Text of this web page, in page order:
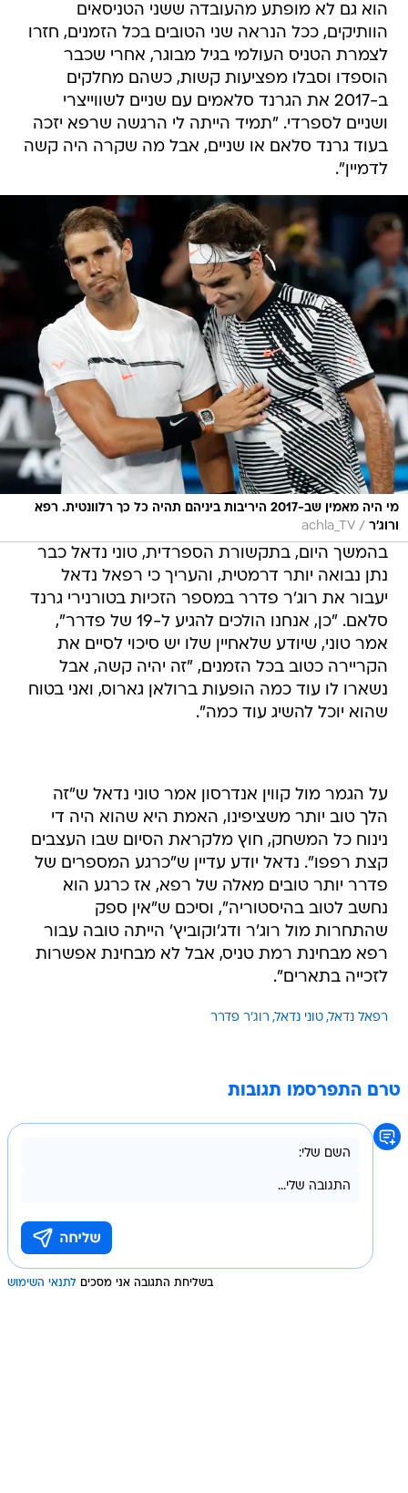
הוא גם לא מופתע מהעובדה ששני הטניסאים
הוותיקים, ככל הנראה שני הטובים בכל הזמנים, חזרו
לצמרת הטניס העולמי בגיל מבוגר, אחרי שכבר
הוספדו וסבלו מפציעות קשות, כשהם מחלקים
ב-2017 את הגרנד סלאמים עם שניים לשווייצרי
ושניים לספרדי. "תמיד הייתה לי הרגשה שרפא יזכה
בעוד גרנד סלאם או שניים, אבל מה שקרה היה קשה
לדמיין".
מי היה מאמין שב-2017 היריבות ביניהם תהיה כל כך רלוונטית. רפא
ורוג'ר /
achla_TV
בהמשך היום, בתקשורת הספרדית, טוני נדאל כבר
נתן נבואה יותר דרמטית, והעריך כי רפאל נדאל
יעבור את רוג'ר פדרר במספר הזכיות בטורנירי גרנד
סלאם. "כן, אנחנו הולכים להגיע ל-19 של פדרר",
אמר טוני, שיודע שלאחיין שלו יש סיכוי לסיים את
הקריירה כטוב בכל הזמנים, "זה יהיה קשה, אבל
נשארו לו עוד כמה הופעות ברולאן גארוס, ואני בטוח
שהוא יוכל להשיג עוד כמה".
על הגמר מול קווין אנדרסון אמר טוני נדאל ש"זה
הלך טוב יותר משציפינו, האמת היא שהוא היה די
נינוח כל המשחק, חוץ מלקראת הסיום שבו העצבים
קצת רפפו". נדאל יודע עדיין ש"כרגע המספרים של
פדרר יותר טובים מאלה של רפא, אז כרגע הוא
נחשב לטוב בהיסטוריה", וסיכם ש"אין ספק
שהתחרות מול רוג'ר ודג'וקוביץ' הייתה טובה עבור
רפא מבחינת רמת טניס, אבל לא מבחינת אפשרות
לזכייה בתארים".
רפאל נדאל טוני נדאל רוג'ר פדרר
טרם התפרסמו תגובות
בשליחת התגובה אני מסכים לתנאי השימוש